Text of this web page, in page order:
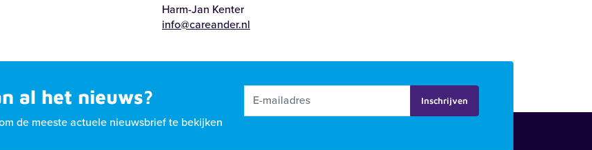
Harm-Jan Kenter
info@careander.nl
al het nieuws?
de meeste actuele nieuwsbrief te bekijken
Inschrijven